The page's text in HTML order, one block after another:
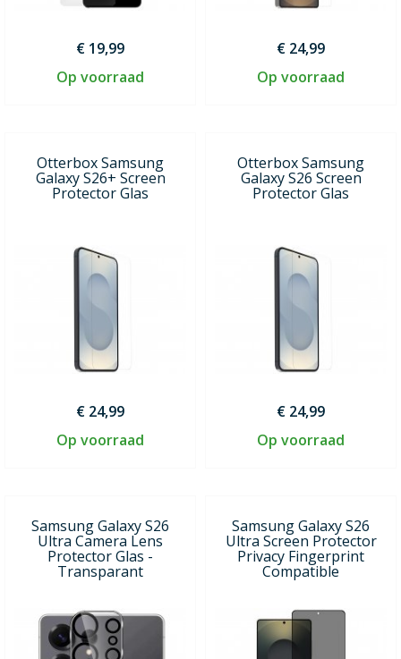
€ 19,99
Op voorraad
€ 24,99
Op voorraad
Otterbox Samsung
Galaxy S26+ Screen
Protector Glas
€ 24,99
Op voorraad
Otterbox Samsung
Galaxy S26 Screen
Protector Glas
€ 24,99
Op voorraad
Samsung Galaxy S26
Ultra Camera Lens
Protector Glas -
Transparant
Samsung Galaxy S26
Ultra Screen Protector
Privacy Fingerprint
Compatible